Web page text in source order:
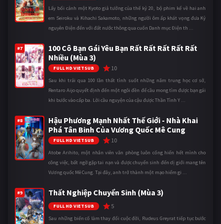
Lấy bối cảnh một Kyoto giả tưởng của thế kỷ 20, bộ phim kể về hai anh
em Seiroku và Kihachi Sakamoto, những người ôm ấp khát vọng đưa Kỷ
nguyên Điện đến với đất nước thông qua cuốn Danh mục Điện th ...
#7
100 Cô Bạn Gái Yêu Bạn Rất Rất Rất Rất Rất
Nhiều (Mùa 3)
FULL HD VIETSUB 10
Sau khi trải qua 100 lần thất tình suốt những năm trung học cơ sở,
Rentaro Aijo quyết định đến một ngôi đền để cầu mong tìm được bạn gái
khi bước vào cấp ba. Lời cầu nguyện của cậu được Thần Tình Y ...
#8
Hậu Phương Mạnh Nhất Thế Giới - Nhà Khai
Phá Tân Binh Của Vương Quốc Mê Cung
FULL HD VIETSUB 10
Atobe Arihito, một nhân viên văn phòng luôn cống hiến hết mình cho
công việc, bất ngờ gặp tai nạn và được chuyển sinh đến dị giới mang tên
Vương quốc Mê Cung. Tại đây, anh trở thành một mạo hiểm gi ...
#9 Thất Nghiệp Chuyển Sinh (Mùa 3)
FULL HD VIETSUB 5
Sau những biến cố làm thay đổi cuộc đời, Rudeus Greyrat tiếp tục bước